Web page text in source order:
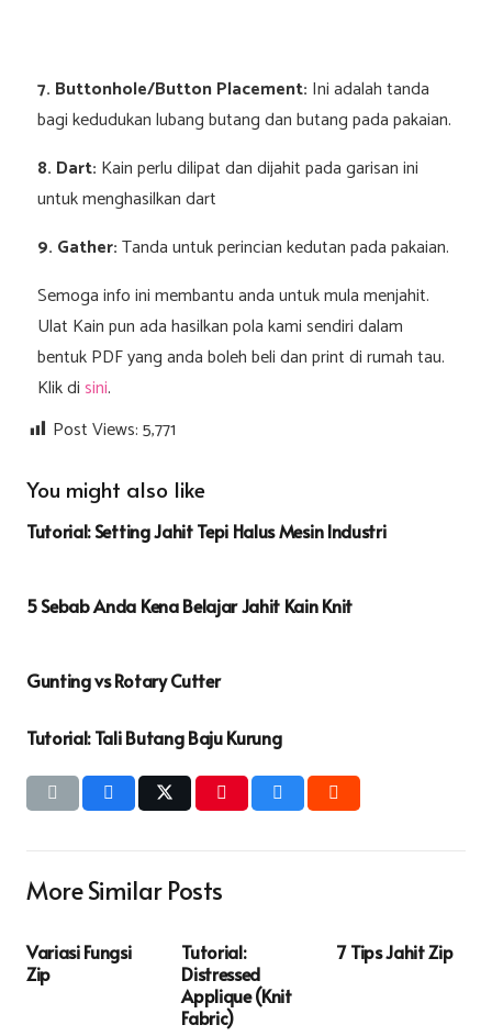
7. Buttonhole/Button Placement: Ini adalah tanda
bagi kedudukan lubang butang dan butang pada pakaian.
8. Dart: Kain perlu dilipat dan dijahit pada garisan ini
untuk menghasilkan dart
9. Gather:Tanda untuk perincian kedutan pada pakaian.
Semoga info ini membantu anda untuk mula menjahit.
Ulat Kain pun ada hasilkan pola kami sendiri dalam
bentuk PDF yang anda boleh beli dan print di rumah tau.
Klik disini.
Post Views:5,771
You might also like
Tutorial: Setting Jahit Tepi Halus Mesin Industri
5 Sebab Anda Kena Belajar Jahit Kain Knit
Gunting vs Rotary Cutter
Tutorial: Tali Butang Baju Kurung
More Similar Posts
Variasi Fungsi
Zip
Tutorial:
Distressed
Applique (Knit
Fabric)
7 Tips Jahit Zip